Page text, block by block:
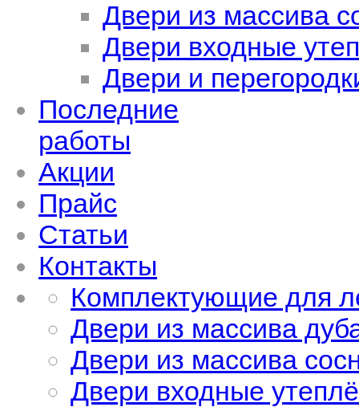
Двери из массива
Двери входные
Двери и
Последние
работы
Акции
Прайс
Статьи
Контакты
Комплектующие для
Двери из массива
Двери из массива
Двери входные